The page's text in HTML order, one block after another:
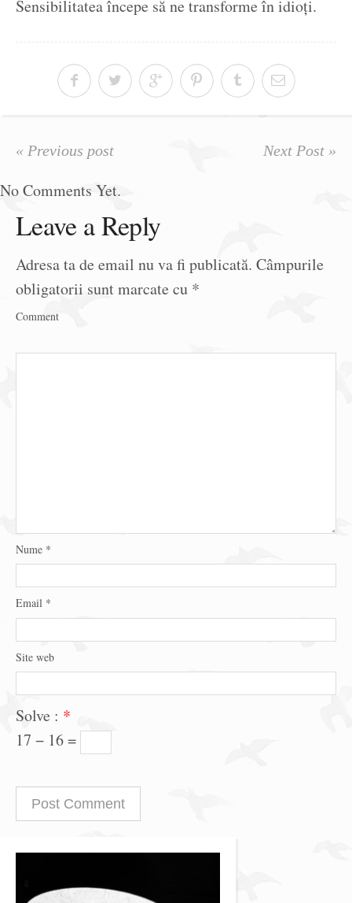
Sensibilitatea începe să ne transforme în idioți.
« Previous post Next Post »
No Comments Yet.
Leave a Reply
Adresa ta de email nu va fi publicată. Câmpurile
obligatorii sunt marcate cu *
Comment
Nume *
Email *
Site web
Solve : *
17 − 16 =